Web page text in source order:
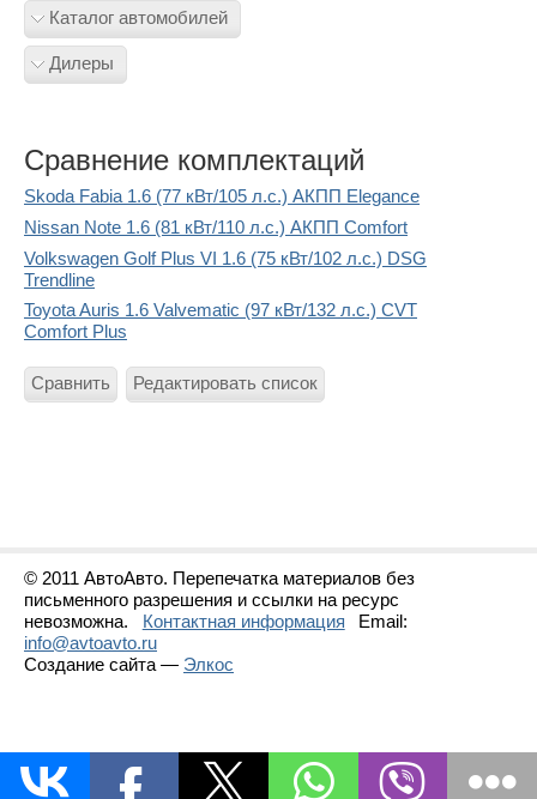
Каталог автомобилей
Дилеры
Сравнение комплектаций
Skoda Fabia 1.6 (77 кВт/105 л.с.) АКПП Elegance
Nissan Note 1.6 (81 кВт/110 л.с.) АКПП Comfort
Volkswagen Golf Plus VI 1.6 (75 кВт/102 л.с.) DSG
Trendline
Toyota Auris 1.6 Valvematic (97 кВт/132 л.с.) CVT
Comfort Plus
Сравнить Редактировать список
© 2011 АвтоАвто. Перепечатка материалов без
письменного разрешения и ссылки на ресурс
невозможна.
Контактная информация
Email:
info@avtoavto.ru
Создание сайта — Элкос